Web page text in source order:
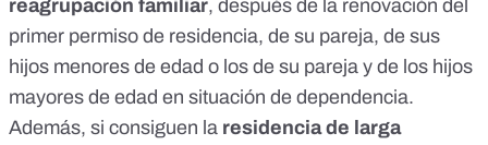
reagrupación familiar, después de la renovación del
primer permiso de residencia, de su pareja, de sus
hijos menores de edad o los de su pareja y de los hijos
mayores de edad en situación de dependencia.
Además, si consiguen la residencia de larga